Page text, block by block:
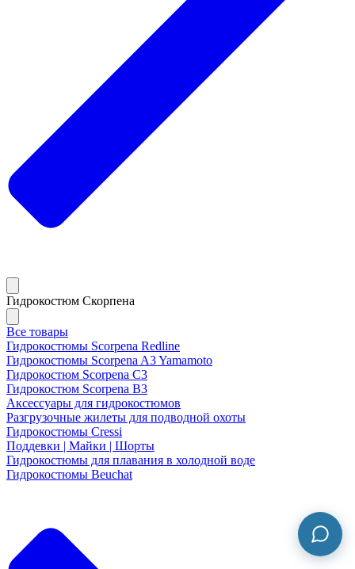
Гидрокостюм Скорпена
Все товары
Гидрокостюмы Scorpena Redline
Гидрокостюмы Scorpena A3 Yamamoto
Гидрокостюм Scorpena C3
Гидрокостюм Scorpena B3
Аксессуары для гидрокостюмов
Разгрузочные жилеты для подводной охоты
Гидрокостюмы Cressi
Поддевки | Майки | Шорты
Гидрокостюмы для плавания в холодной воде
Гидрокостюмы Beuchat